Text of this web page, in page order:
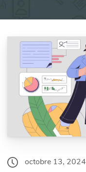
octobre 13, 2024